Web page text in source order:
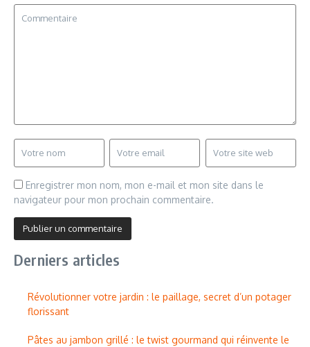
Enregistrer mon nom, mon e-mail et mon site dans le
navigateur pour mon prochain commentaire.
Derniers articles
Révolutionner votre jardin : le paillage, secret d’un potager
florissant
Pâtes au jambon grillé : le twist gourmand qui réinvente le